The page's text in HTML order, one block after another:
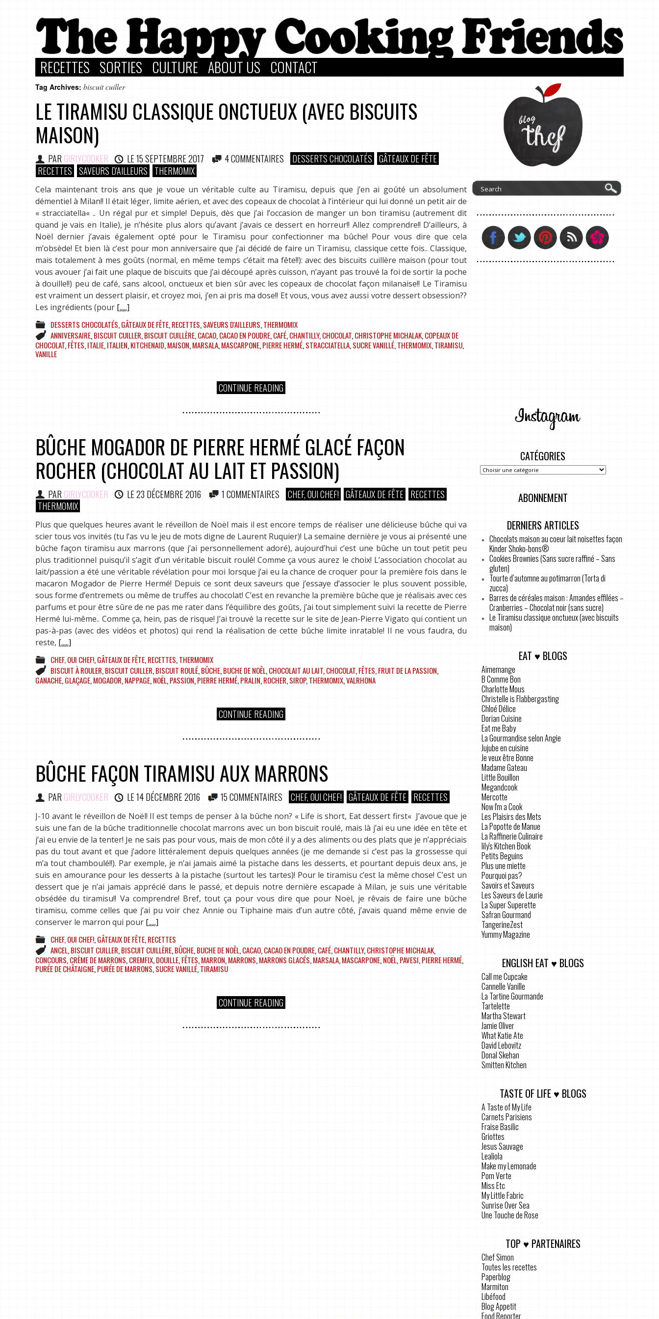
RECETTES SORTIES CULTURE ABOUT US CONTACT
Tag Archives: biscuit cuiller
LE TIRAMISU CLASSIQUE ONCTUEUX (AVEC BISCUITS
MAISON)
PAR GIRLYCOOKER LE15 SEPTEMBRE 2017 4 COMMENTAIRES DESSERTS CHOCOLATÉS GÂTEAUX DE FÊTE
RECETTES SAVEURS D'AILLEURS THERMOMIX
Cela maintenant trois ans que je voue un véritable culte au Tiramisu, depuis que j’en ai goûté un absolument
démentiel à Milan!! Il était léger, limite aérien, et avec des copeaux de chocolat à l’intérieur qui lui donné un petit air de
« stracciatella« .. Un régal pur et simple! Depuis, dès que j’ai l’occasion de manger un bon tiramisu (autrement dit
quand je vais en Italie), je n’hésite plus alors qu’avant j’avais ce dessert en horreur!! Allez comprendre!! D’ailleurs, à
Noël dernier j’avais également opté pour le Tiramisu pour confectionner ma bûche! Pour vous dire que cela
m’obsède! Et bien là c’est pour mon anniversaire que j’ai décidé de faire un Tiramisu, classique cette fois.. Classique,
mais totalement à mes goûts (normal, en même temps c’était ma fête!!): avec des biscuits cuillère maison (pour tout
vous avouer j’ai fait une plaque de biscuits que j’ai découpé après cuisson, n’ayant pas trouvé la foi de sortir la poche
à douille!!) peu de café, sans alcool, onctueux et bien sûr avec les copeaux de chocolat façon milanaise!! Le Tiramisu
est vraiment un dessert plaisir, et croyez moi, j’en ai pris ma dose!! Et vous, vous avez aussi votre dessert obsession??
Les ingrédients (pour [.....]
DESSERTS CHOCOLATÉS,GÂTEAUX DE FÊTE,RECETTES,SAVEURS D'AILLEURS,THERMOMIX
ANNIVERSAIRE,BISCUIT CUILLER,BISCUIT CUILLÈRE,CACAO,CACAO EN POUDRE,CAFÉ,CHANTILLY,CHOCOLAT,CHRISTOPHE MICHALAK,COPEAUX DE
CHOCOLAT,FÊTES,ITALIE,ITALIEN,KITCHENAID,MAISON,MARSALA,MASCARPONE,PIERRE HERMÉ,STRACCIATELLA,SUCRE VANILLÉ,THERMOMIX,TIRAMISU,
VANILLE
CONTINUE READING
BÛCHE MOGADOR DE PIERRE HERMÉ GLACÉ FAÇON
ROCHER (CHOCOLAT AU LAIT ET PASSION)
PAR GIRLYCOOKER LE23 DÉCEMBRE 2016 1 COMMENTAIRES CHEF, OUI CHEF! GÂTEAUX DE FÊTE
RECETTES
THERMOMIX
Plus que quelques heures avant le réveillon de Noël mais il est encore temps de réaliser une délicieuse bûche qui va
scier tous vos invités (tu l’as vu le jeu de mots digne de Laurent Ruquier)! La semaine dernière je vous ai présenté une
bûche façon tiramisu aux marrons (que j’ai personnellement adoré), aujourd’hui c’est une bûche un tout petit peu
plus traditionnel puisqu’il s’agit d’un véritable biscuit roulé! Comme ça vous aurez le choix! L’association chocolat au
lait/passion a été une véritable révélation pour moi lorsque j’ai eu la chance de croquer pour la première fois dans le
macaron Mogador de Pierre Hermé! Depuis ce sont deux saveurs que j’essaye d’associer le plus souvent possible,
sous forme d’entremets ou même de truffes au chocolat! C’est en revanche la première bûche que je réalisais avec ces
parfums et pour être sûre de ne pas me rater dans l’équilibre des goûts, j’ai tout simplement suivi la recette de Pierre
Hermé lui-même.. Comme ça, hein, pas de risque! J’ai trouvé la recette sur le site de Jean-Pierre Vigato qui contient un
pas-à-pas (avec des vidéos et photos) qui rend la réalisation de cette bûche limite inratable! Il ne vous faudra, du
reste, [.....]
CHEF, OUI CHEF!,GÂTEAUX DE FÊTE,RECETTES,THERMOMIX
BISCUIT À ROULER,BISCUIT CUILLER,BISCUIT ROULÉ,BÛCHE,BUCHE DE NOÊL,CHOCOLAIT AU LAIT,CHOCOLAT,FÊTES,FRUIT DE LA PASSION,
GANACHE,GLAÇAGE,MOGADOR,NAPPAGE,NOËL,PASSION,PIERRE HERMÉ,PRALIN,ROCHER,SIROP,THERMOMIX,VALRHONA
CONTINUE READING
BÛCHE FAÇON TIRAMISU AUX MARRONS
PAR GIRLYCOOKER LE14 DÉCEMBRE 2016 15 COMMENTAIRES CHEF, OUI CHEF! GÂTEAUX DE FÊTE RECETTES
J-10 avant le réveillon de Noël! Il est temps de penser à la bûche non? « Life is short, Eat dessert first« J’avoue que je
suis une fan de la bûche traditionnelle chocolat marrons avec un bon biscuit roulé, mais là j’ai eu une idée en tête et
j’ai eu envie de la tenter! Je ne sais pas pour vous, mais de mon côté il y a des aliments ou des plats que je n’appréciais
pas du tout avant et que j’adore littéralement depuis quelques années (je me demande si c’est pas la grossesse qui
m’a tout chamboulé!!). Par exemple, je n’ai jamais aimé la pistache dans les desserts, et pourtant depuis deux ans, je
suis en amourance pour les desserts à la pistache (surtout les tartes)! Pour le tiramisu c’est la même chose! C’est un
dessert que je n’ai jamais apprécié dans le passé, et depuis notre dernière escapade à Milan, je suis une véritable
obsédée du tiramisu!! Va comprendre! Bref, tout ça pour vous dire que pour Noël, je rêvais de faire une bûche
tiramisu, comme celles que j’ai pu voir chez Annie ou Tiphaine mais d’un autre côté, j’avais quand même envie de
conserver le marron qui pour [.....]
CHEF, OUI CHEF!,GÂTEAUX DE FÊTE,RECETTES
ANCEL,BISCUIT CUILLER,BISCUIT CUILLÈRE,BÛCHE,BUCHE DE NOÊL,CACAO,CACAO EN POUDRE,CAFÉ,CHANTILLY,CHRISTOPHE MICHALAK,
CONCOURS,CRÈME DE MARRONS,CREMFIX,DOUILLE,FÊTES,MARRON,MARRONS,MARRONS GLACÉS,MARSALA,MASCARPONE,NOËL,PAVESI,PIERRE HERMÉ,
PURÉE DE CHÂTAIGNE,PURÉE DE MARRONS,SUCRE VANILLÉ,TIRAMISU
CONTINUE READING
CATÉGORIES
ABONNEMENT
DERNIERS ARTICLES
Chocolats maison au coeur lait noisettes façon
Kinder Shoko-bons®
Cookies Brownies (Sans sucre raffiné – Sans
gluten)
Tourte d’automne au potimarron (Torta di
zucca)
Barres de céréales maison : Amandes effilées –
Cranberries – Chocolat noir (sans sucre)
Le Tiramisu classique onctueux (avec biscuits
maison)
EAT ♥ BLOGS
Aimemange
B Comme Bon
Charlotte Mous
Christelle is Flabbergasting
Chloé Délice
Dorian Cuisine
Eat me Baby
La Gourmandise selon Angie
Jujube en cuisine
Je veux être Bonne
Madame Gateau
Little Bouillon
Megandcook
Mercotte
Now I'm a Cook
Les Plaisirs des Mets
La Popotte de Manue
La Raffinerie Culinaire
lily's Kitchen Book
Petits Beguins
Plus une miette
Pourquoi pas?
Savoirs et Saveurs
Les Saveurs de Laurie
La Super Superette
Safran Gourmand
TangerineZest
Yummy Magazine
ENGLISH EAT ♥ BLOGS
Call me Cupcake
Cannelle Vanille
La Tartine Gourmande
Tartelette
Martha Stewart
Jamie Oliver
What Katie Ate
David Lebovitz
Donal Skehan
Smitten Kitchen
TASTE OF LIFE ♥ BLOGS
A Taste of My Life
Carnets Parisiens
Fraise Basilic
Griottes
Jesus Sauvage
Lealiola
Make my Lemonade
Pom Verte
Miss Etc
My Little Fabric
Sunrise Over Sea
Une Touche de Rose
TOP ♥ PARTENAIRES
Chef Simon
Toutes les recettes
Paperblog
Marmiton
Libéfood
Blog Appetit
Food Reporter